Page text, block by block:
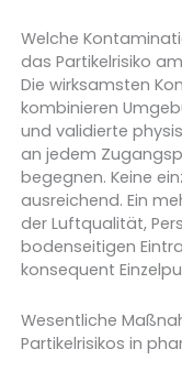
Welche
das Partikelrisiko
Die wirksamsten
kombinieren
und validierte
an jedem
begegnen. Keine
ausreichend. Ein
der Luftqualität,
bodenseitigen
konsequent
Wesentliche
Partikelrisikos in